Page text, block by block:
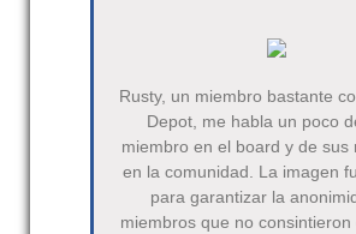
Rusty, un miembro bastante
Depot, me habla un poco
miembro en el board y de sus
en la comunidad. La imagen
para garantizar la
miembros que no consintieron